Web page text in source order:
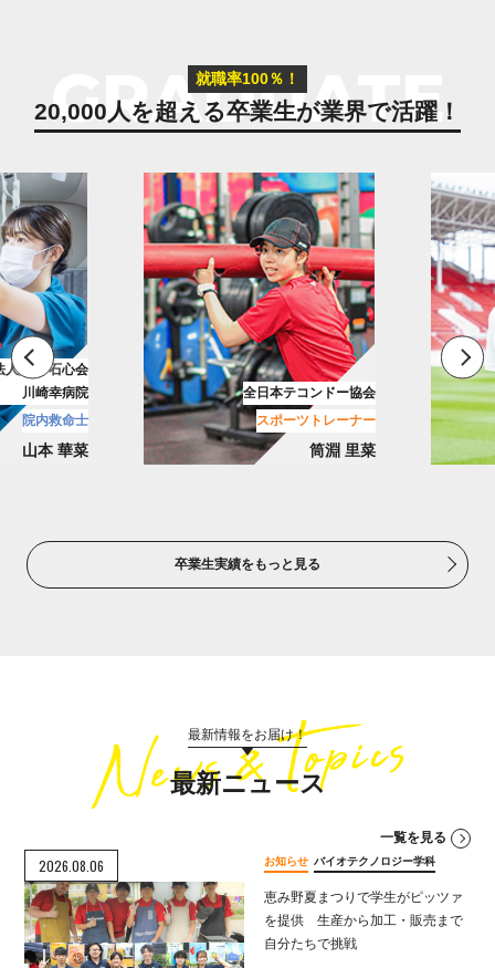
20,000人を超える卒業生が業界で活躍！
就職率100％！
GRADUATE
筒淵 里菜
ツトレーナー
コンドー協会
古池 翔吾
メディカルトレーナー
花園近鉄ライナーズ
リーグワン/ラグビーチーム
卒業生実績をもっと見る
最新情報をお届け！
最新ニュース
一覧を見る
2026.08.06
恵み野夏まつりで学生がピッツァ
を提供 生産から加工・販売まで
自分たちで挑戦
お知らせ バイオテクノロジー学科